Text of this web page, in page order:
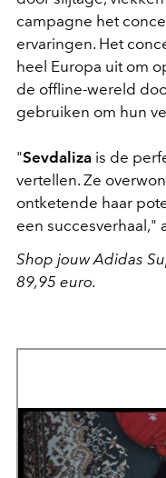
campagne het
ervaringen. Het
heel Europa uit om
de offline-wereld
gebruiken om hun
"Sevdaliza is de
vertellen. Ze
ontketende haar
een succesverhaal,"
Shop jouw Adidas
89,95 euro.